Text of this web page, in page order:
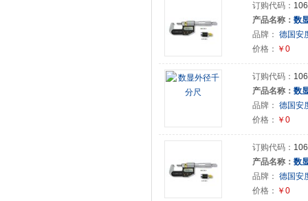
订购代码：
产品名称： 数
品牌： 德国安
价格： ￥0
订购代码：
产品名称： 数
品牌： 德国安
价格： ￥0
订购代码：
产品名称： 数
品牌： 德国安
价格： ￥0